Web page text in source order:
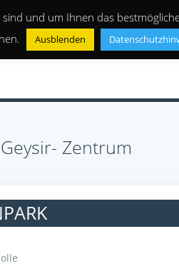
Zentrum
und um Ihnen das
Ausblenden